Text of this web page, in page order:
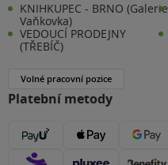
KNIHKUPEC - BRNO (Galerie
Vaňkovka)
VEDOUCÍ PRODEJNY
(TŘEBÍČ)
Volné pracovní pozice
Platební metody